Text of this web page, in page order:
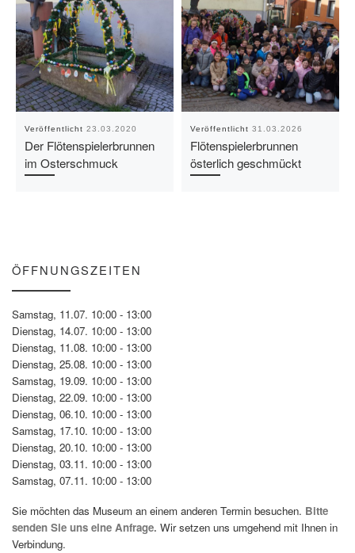
Veröffentlicht 23.03.2020
Der Flötenspielerbrunnen
im Osterschmuck
Veröffentlicht 31.03.2026
Flötenspielerbrunnen
österlich geschmückt
ÖFFNUNGSZEITEN
Samstag, 11.07. 10:00 - 13:00
Dienstag, 14.07. 10:00 - 13:00
Dienstag, 11.08. 10:00 - 13:00
Dienstag, 25.08. 10:00 - 13:00
Samstag, 19.09. 10:00 - 13:00
Dienstag, 22.09. 10:00 - 13:00
Dienstag, 06.10. 10:00 - 13:00
Samstag, 17.10. 10:00 - 13:00
Dienstag, 20.10. 10:00 - 13:00
Dienstag, 03.11. 10:00 - 13:00
Samstag, 07.11. 10:00 - 13:00
Sie möchten das Museum an einem anderen Termin besuchen. Bitte
senden Sie uns eine Anfrage. Wir setzen uns umgehend mit Ihnen in
Verbindung.